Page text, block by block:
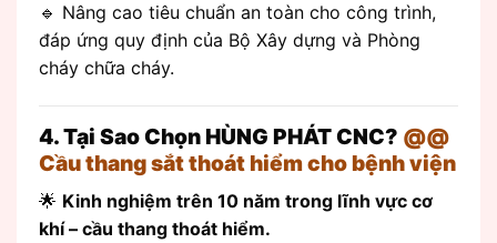
🔹 Nâng cao tiêu chuẩn an toàn cho công trình,
đáp ứng quy định của Bộ Xây dựng và Phòng
cháy chữa cháy.
4. Tại Sao Chọn HÙNG PHÁT CNC? @@
Cầu thang sắt thoát hiểm cho bệnh viện
🌟 Kinh nghiệm trên 10 năm trong lĩnh vực cơ
khí – cầu thang thoát hiểm.